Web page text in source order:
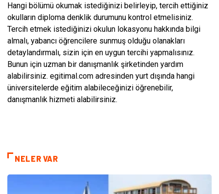
Hangi bölümü okumak istediğinizi belirleyip, tercih ettiğiniz
okulların diploma denklik durumunu kontrol etmelisiniz.
Tercih etmek istediğinizi okulun lokasyonu hakkında bilgi
almalı, yabancı öğrencilere sunmuş olduğu olanakları
detaylandırmalı, sizin için en uygun tercihi yapmalısınız.
Bunun için uzman bir danışmanlık şirketinden yardım
alabilirsiniz. egitimal.com adresinden yurt dışında hangi
üniversitelerde eğitim alabileceğinizi öğrenebilir,
danışmanlık hizmeti alabilirsiniz.
NELER VAR